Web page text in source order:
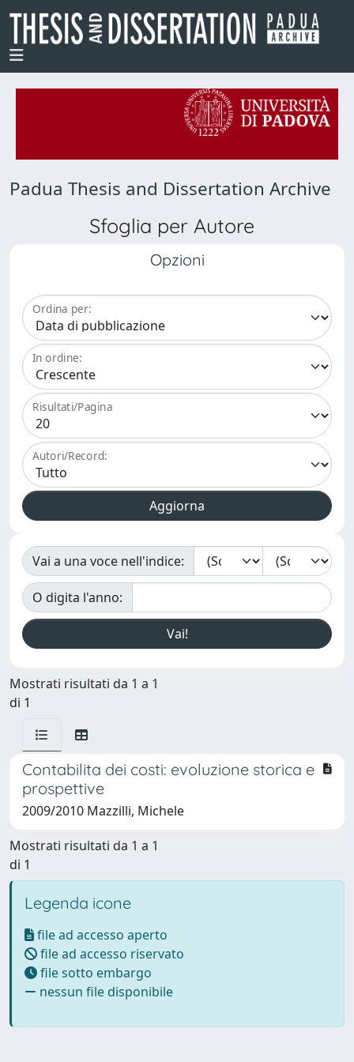
Padua Thesis and Dissertation Archive
Sfoglia per Autore
Opzioni
Ordina per:
In ordine:
Risultati/Pagina
Autori/Record:
Vai a una voce nell'indice:
O digita l'anno:
Mostrati risultati da 1 a 1
di 1
Contabilita dei costi: evoluzione storica e
prospettive
2009/2010 Mazzilli, Michele
Mostrati risultati da 1 a 1
di 1
Legenda icone
file ad accesso aperto
file ad accesso riservato
file sotto embargo
nessun file disponibile